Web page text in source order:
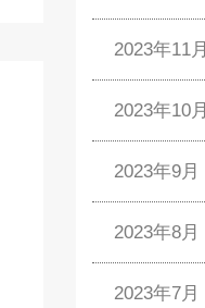
2023年11月
2023年10月
2023年9月
2023年8月
2023年7月